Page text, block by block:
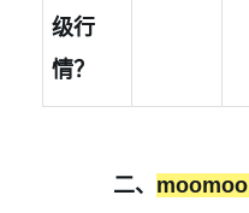
级行
情？
二、 moomoo